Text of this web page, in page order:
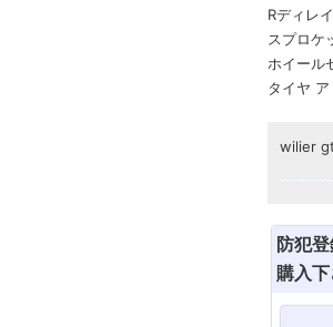
Rディレ
スプロケ
ホイール
タイヤ
wilier
防犯
購入